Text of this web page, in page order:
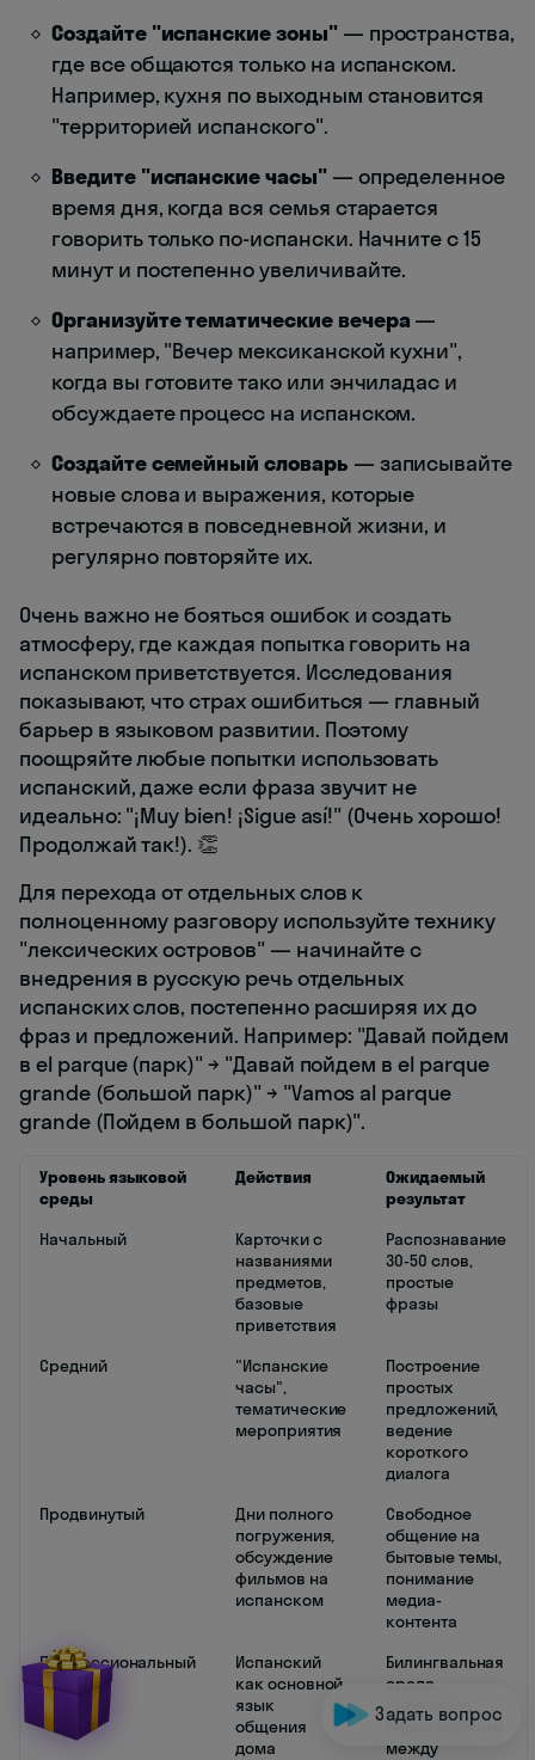
Создайте "испанские зоны"— пространства,
где все общаются только на испанском.
Например, кухня по выходным становится
"территорией испанского".
Введите "испанские часы"— определенное
время дня, когда вся семья старается
говорить только по-испански. Начните с 15
минут и постепенно увеличивайте.
Организуйте тематические вечера —
например, "Вечер мексиканской кухни",
когда вы готовите тако или энчиладас и
обсуждаете процесс на испанском.
Создайте семейный словарь — записывайте
новые слова и выражения, которые
встречаются в повседневной жизни, и
регулярно повторяйте их.
Очень важно не бояться ошибок и создать
атмосферу, где каждая попытка говорить на
испанском приветствуется. Исследования
показывают, что страх ошибиться — главный
барьер в языковом развитии. Поэтому
поощряйте любые попытки использовать
испанский, даже если фраза звучит не
идеально: "¡Muy bien! ¡Sigue así!" (Очень хорошо!
Продолжай так!). 👏
Для перехода от отдельных слов к
полноценному разговору используйте технику
"лексических островов" — начинайте с
внедрения в русскую речь отдельных
испанских слов, постепенно расширяя их до
фраз и предложений. Например: "Давай пойдем
в el parque (парк)" → "Давай пойдем в el parque
grande (большой парк)" → "Vamos al parque
grande (Пойдем в большой парк)".
Уровень языковой
среды
Действия
Ожидаемый
результат
Начальный
Карточки с
названиями
предметов,
базовые
приветствия
Распознавание
30-50 слов,
простые
фразы
Средний
"Испанские
часы",
тематические
мероприятия
Построение
простых
предложений,
ведение
короткого
диалога
Продвинутый
Дни полного
погружения,
обсуждение
фильмов на
испанском
Свободное
общение на
бытовые темы,
понимание
медиа-
контента
Профессиональный
Испанский
как основной
язык
общения
дома
Билингвальная
среда,
переключение
между
Задать вопрос